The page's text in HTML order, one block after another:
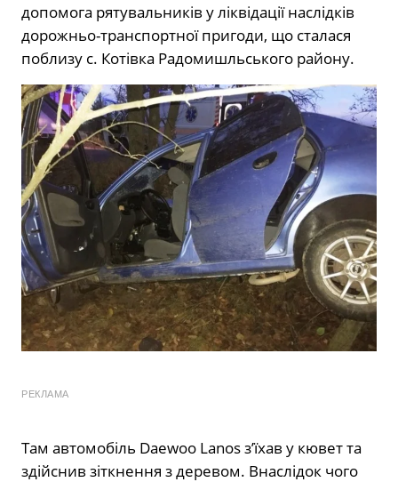
допомога рятувальників у ліквідації наслідків
дорожньо-транспортної пригоди, що сталася
поблизу с. Котівка Радомишльського району.
РЕКЛАМА
Там автомобіль Daewoo Lanos з’їхав у кювет та
здійснив зіткнення з деревом. Внаслідок чого